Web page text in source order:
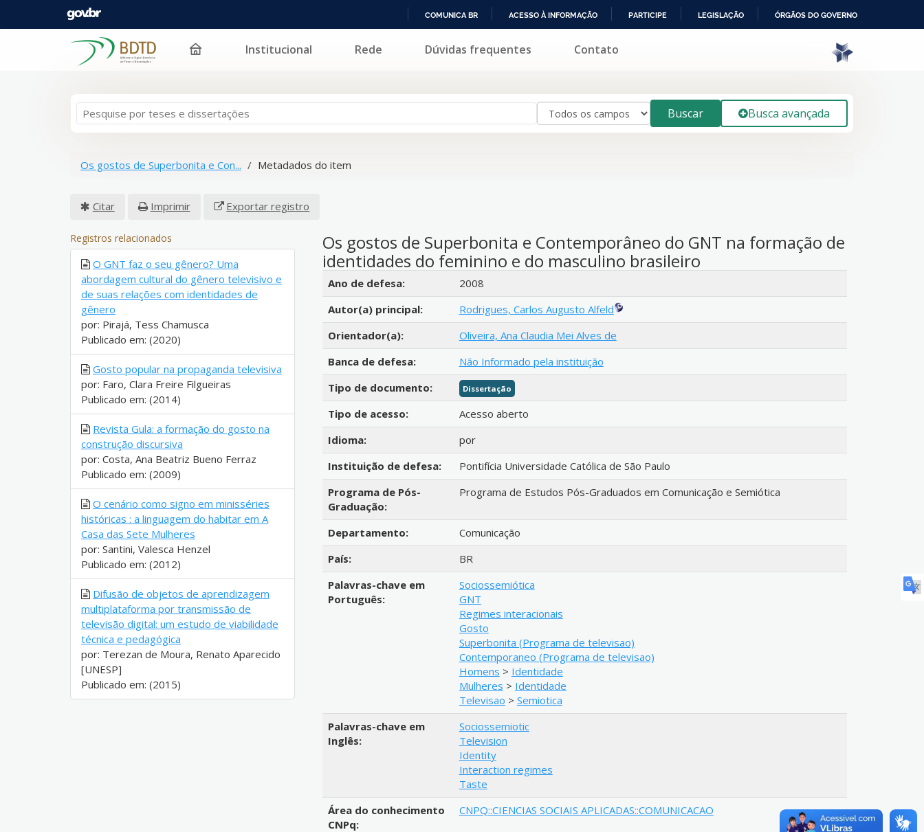
PARA
COMUNICA BR ACESSO À INFORMAÇÃO PARTICIPE LEGISLAÇÃO ÓRGÃOS DO GOVERNO
Pular para o conteúdo Institucional Rede Dúvidas frequentes Contato
Buscar Busca avançada
Os gostos de Superbonita e Con... Metadados do item
Citar Imprimir Exportar registro
Os gostos de Superbonita e Contemporâneo do GNT na formação de
identidades do feminino e do masculino brasileiro
Detalhes bibliográficos
Ano de defesa:
2008
Autor(a) principal:
Rodrigues, Carlos Augusto Alfeld
Orientador(a):
Oliveira, Ana Claudia Mei Alves de
Banca de defesa:
Não Informado pela instituição
Tipo de documento:
Dissertação
Tipo de acesso:
Acesso aberto
Idioma:
por
Instituição de defesa:
Pontifícia Universidade Católica de São Paulo
Programa de Pós-
Graduação:
Programa de Estudos Pós-Graduados em Comunicação e Semiótica
Departamento:
Comunicação
País:
BR
Palavras-chave em
Português:
Sociossemiótica
GNT
Regimes interacionais
Gosto
Superbonita (Programa de televisao)
Contemporaneo (Programa de televisao)
Homens > Identidade
Mulheres > Identidade
Televisao > Semiotica
Palavras-chave em
Inglês:
Sociossemiotic
Television
Identity
Interaction regimes
Taste
Área do conhecimento
CNPq:
CNPQ::CIENCIAS SOCIAIS APLICADAS::COMUNICACAO
Registros relacionados
O GNT faz o seu gênero? Uma
abordagem cultural do gênero televisivo e
de suas relações com identidades de
gênero
por: Pirajá, Tess Chamusca
Publicado em: (2020)
Gosto popular na propaganda televisiva
por: Faro, Clara Freire Filgueiras
Publicado em: (2014)
Revista Gula: a formação do gosto na
construção discursiva
por: Costa, Ana Beatriz Bueno Ferraz
Publicado em: (2009)
O cenário como signo em minisséries
históricas : a linguagem do habitar em A
Casa das Sete Mulheres
por: Santini, Valesca Henzel
Publicado em: (2012)
Difusão de objetos de aprendizagem
multiplataforma por transmissão de
televisão digital: um estudo de viabilidade
técnica e pedagógica
por: Terezan de Moura, Renato Aparecido
[UNESP]
Publicado em: (2015)